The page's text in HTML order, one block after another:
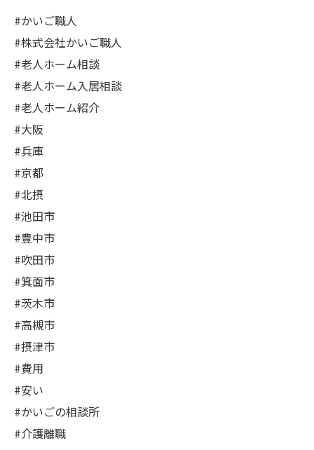
#かいご職人
#株式会社かいご職人
#老人ホーム相談
#老人ホーム入居相談
#老人ホーム紹介
#大阪
#兵庫
#京都
#北摂
#池田市
#豊中市
#吹田市
#箕面市
#茨木市
#高槻市
#摂津市
#費用
#安い
#かいごの相談所
#介護離職